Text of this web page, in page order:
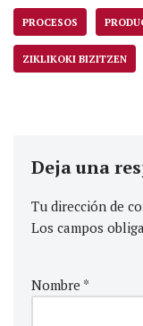
PROCESOS
ZIKLIKOKI BIZITZEN
Deja una
Tu dirección de
Los campos
Nombre *